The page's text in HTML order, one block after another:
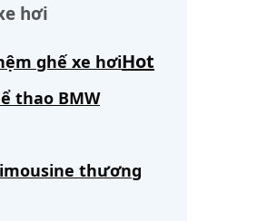
hơi
ghế xe hơi
thao BMW
thương